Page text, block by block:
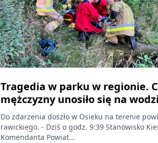
Tragedia w parku w regionie.
mężczyzny unosiło się na
Do zdarzenia doszło w Osieku na terenie
rawickiego. - Dziś o godz. 9:39 Stanowisko Kierowania
Komendanta Powiat...